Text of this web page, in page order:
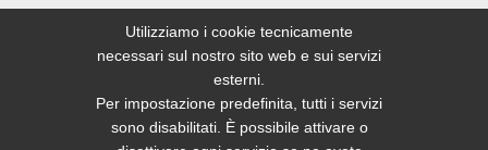
Utilizziamo i cookie tecnicamente
necessari sul nostro sito web e sui servizi
esterni.
Per impostazione predefinita, tutti i servizi
sono disabilitati. È possibile attivare o